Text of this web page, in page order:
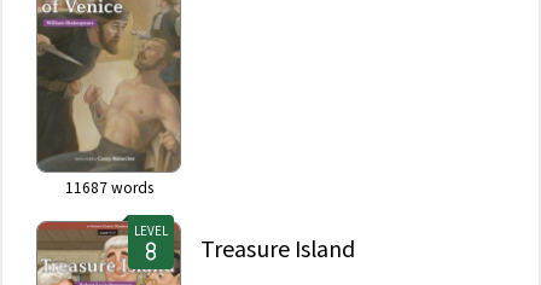
11687words
LEVEL
Treasure Island